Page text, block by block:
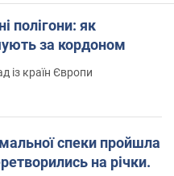
полігони: як
за кордоном
із країн Європи
спеки пройшла
на річки.